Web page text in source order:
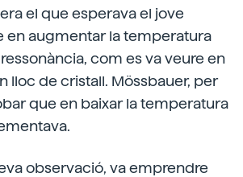
el que esperava el jove
en augmentar la temperatura
com es va veure en
lloc de cristall. Mössbauer, per
que en baixar la temperatura
observació, va emprendre